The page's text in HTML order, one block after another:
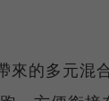
的多元混